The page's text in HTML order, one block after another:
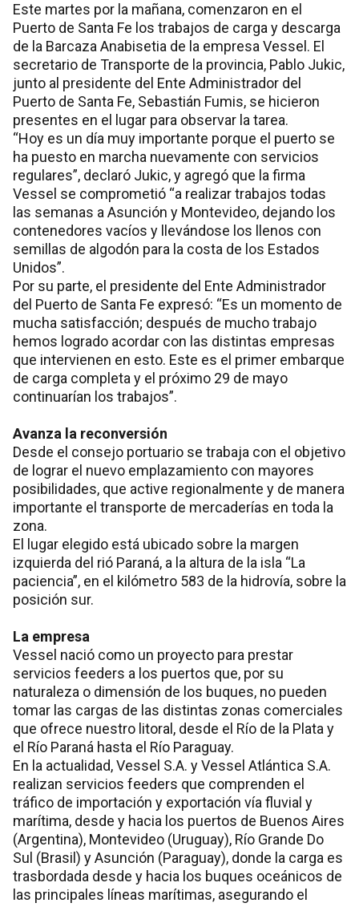
Este martes por la mañana, comenzaron en el
Puerto de Santa Fe los trabajos de carga y descarga
de la Barcaza Anabisetia de la empresa Vessel. El
secretario de Transporte de la provincia, Pablo Jukic,
junto al presidente del Ente Administrador del
Puerto de Santa Fe, Sebastián Fumis, se hicieron
presentes en el lugar para observar la tarea.
“Hoy es un día muy importante porque el puerto se
ha puesto en marcha nuevamente con servicios
regulares”, declaró Jukic, y agregó que la firma
Vessel se comprometió “a realizar trabajos todas
las semanas a Asunción y Montevideo, dejando los
contenedores vacíos y llevándose los llenos con
semillas de algodón para la costa de los Estados
Unidos”.
Por su parte, el presidente del Ente Administrador
del Puerto de Santa Fe expresó: “Es un momento de
mucha satisfacción; después de mucho trabajo
hemos logrado acordar con las distintas empresas
que intervienen en esto. Este es el primer embarque
de carga completa y el próximo 29 de mayo
continuarían los trabajos”.
Avanza la reconversión
Desde el consejo portuario se trabaja con el objetivo
de lograr el nuevo emplazamiento con mayores
posibilidades, que active regionalmente y de manera
importante el transporte de mercaderías en toda la
zona.
El lugar elegido está ubicado sobre la margen
izquierda del rió Paraná, a la altura de la isla “La
paciencia”, en el kilómetro 583 de la hidrovía, sobre la
posición sur.
La empresa
Vessel nació como un proyecto para prestar
servicios feeders a los puertos que, por su
naturaleza o dimensión de los buques, no pueden
tomar las cargas de las distintas zonas comerciales
que ofrece nuestro litoral, desde el Río de la Plata y
el Río Paraná hasta el Río Paraguay.
En la actualidad, Vessel S.A. y Vessel Atlántica S.A.
realizan servicios feeders que comprenden el
tráfico de importación y exportación vía fluvial y
marítima, desde y hacia los puertos de Buenos Aires
(Argentina), Montevideo (Uruguay), Río Grande Do
Sul (Brasil) y Asunción (Paraguay), donde la carga es
trasbordada desde y hacia los buques oceánicos de
las principales líneas marítimas, asegurando el